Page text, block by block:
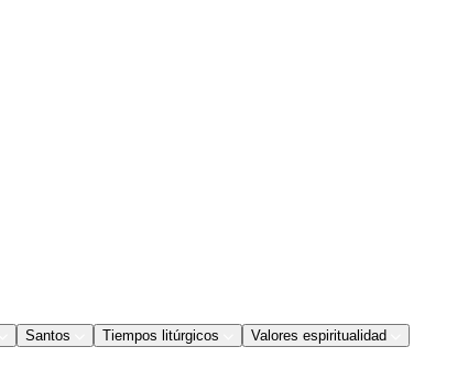
Santos Tiempos litúrgicos Valores espiritualidad